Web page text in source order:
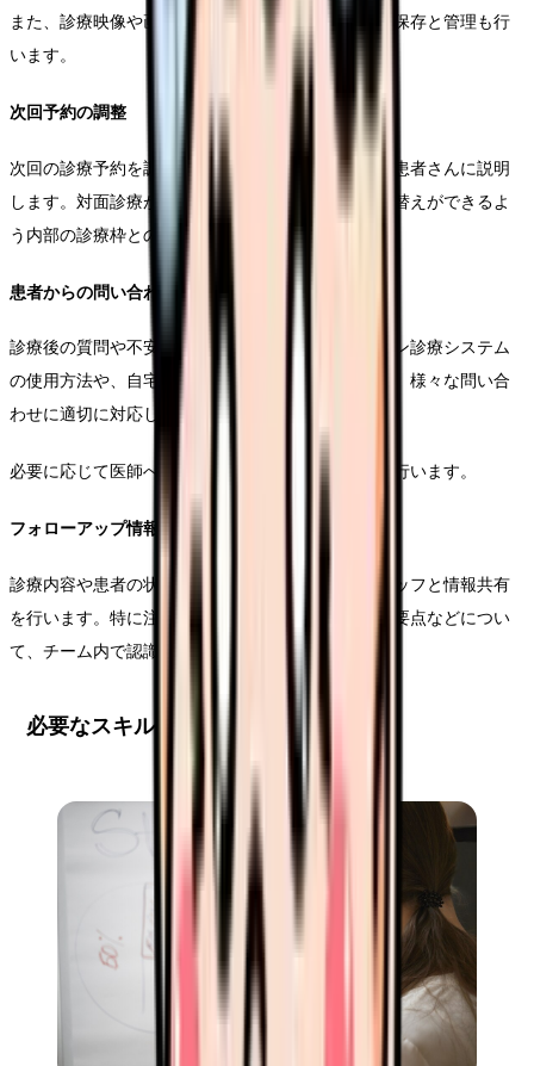
また、診療映像や画像データがある場合は、適切な保存と管理も行
います。
次回予約の調整
次回の診療予約を調整し、必要な事前準備について患者さんに説明
します。対面診療が必要な場合は、スムーズな切り替えができるよ
う内部の診療枠との調整も行います。
患者からの問い合わせ対応
診療後の質問や不安への対応を行います。オンライン診療システム
の使用方法や、自宅での健康管理に関する相談など、様々な問い合
わせに適切に対応します。
必要に応じて医師への確認や、関連部門との連携も行います。
フォローアップ情報の共有
診療内容や患者の状態について、関係する医療スタッフと情報共有
を行います。特に注意が必要な症状や、生活指導の要点などについ
て、チーム内で認識を統一します。
必要なスキルと習得方法